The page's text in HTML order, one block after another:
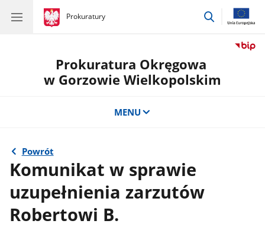
gov.pl
Prokuratury
gov.pl
Prokuratury
przejdź
Prokuratura Okręgowa
w Gorzowie Wielkopolskim
MENU
Powrót
Komunikat w sprawie
uzupełnienia zarzutów
Robertowi B.